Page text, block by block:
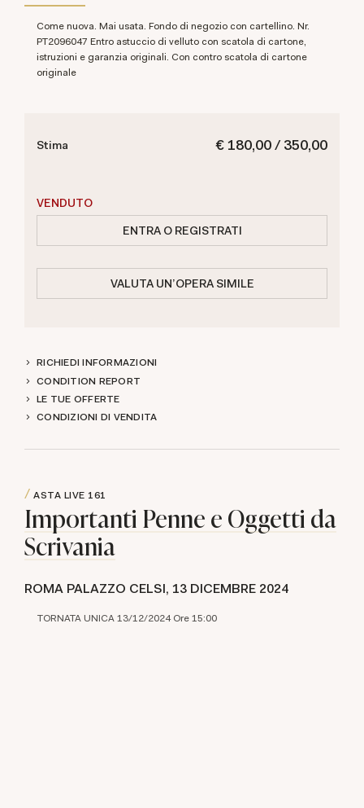
Come nuova. Mai usata. Fondo di negozio con cartellino. Nr.
PT2096047 Entro astuccio di velluto con scatola di cartone,
istruzioni e garanzia originali. Con contro scatola di cartone
originale
€ 180,00 / 350,00
Stima
VENDUTO
ENTRA O REGISTRATI
VALUTA UN'OPERA SIMILE
RICHIEDI INFORMAZIONI
CONDITION REPORT
LE TUE OFFERTE
CONDIZIONI DI VENDITA
ASTA LIVE 161
Importanti Penne e Oggetti da
Scrivania
ROMA PALAZZO CELSI, 13 DICEMBRE 2024
TORNATA UNICA 13/12/2024 Ore 15:00